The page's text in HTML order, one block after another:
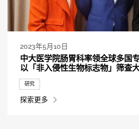
2023年5月10日
中大医学院肠胃科率领全球多国
以「非入侵性生物标志物」筛查
研究
探索更多